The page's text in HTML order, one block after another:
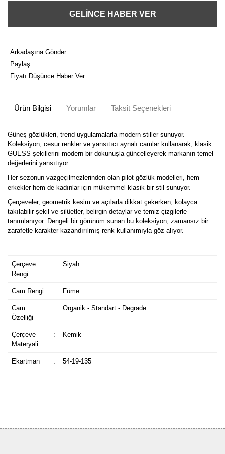
GELİNCE HABER VER
Arkadaşına Gönder
Paylaş
Fiyatı Düşünce Haber Ver
Ürün Bilgisi Yorumlar Taksit Seçenekleri
Güneş gözlükleri, trend uygulamalarla modern stiller sunuyor.
Koleksiyon, cesur renkler ve yansıtıcı aynalı camlar kullanarak, klasik
GUESS şekillerini modern bir dokunuşla güncelleyerek markanın temel
değerlerini yansıtıyor.
Her sezonun vazgeçilmezlerinden olan pilot gözlük modelleri, hem
erkekler hem de kadınlar için mükemmel klasik bir stil sunuyor.
Çerçeveler, geometrik kesim ve açılarla dikkat çekerken, kolayca
takılabilir şekil ve silüetler, belirgin detaylar ve temiz çizgilerle
tanımlanıyor. Dengeli bir görünüm sunan bu koleksiyon, zamansız bir
zarafetle karakter kazandırılmış renk kullanımıyla göz alıyor.
Çerçeve
Rengi
: Siyah
Cam Rengi : Füme
Cam
Özelliği
: Organik - Standart - Degrade
Çerçeve
Materyali
: Kemik
Ekartman : 54-19-135